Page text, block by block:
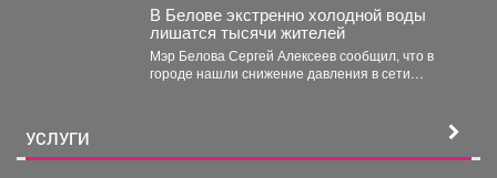
В Белове экстренно холодной воды
лишатся тысячи жителей
Мэр Белова Сергей Алексеев сообщил, что в
городе нашли снижение давления в сети
УСЛУГИ